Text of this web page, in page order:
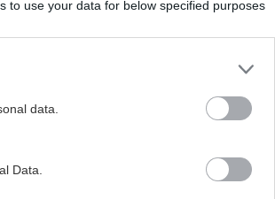
to use your data for below specified purposes
data.
Data.